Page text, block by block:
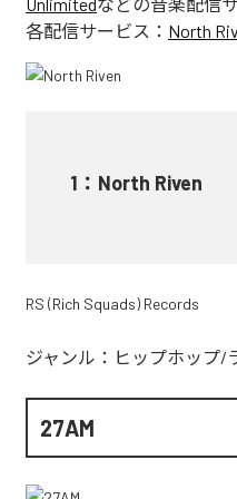
各配信サービス： North
1 ： North Riven
RS (Rich Squads) Records
ジャンル： ヒップホップ/
27AM